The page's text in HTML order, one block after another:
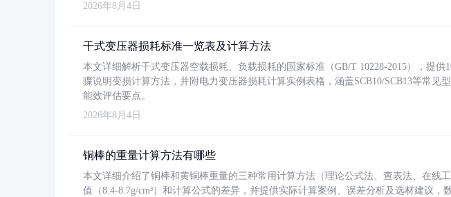
2026年8月4日
干式变压器损耗标准一览表及计算方法
本文详细解析干式变压器空载损耗、负载损耗的国家标准（GB/T 10228-2015），提供
骤说明变损计算方法，并附电力变压器损耗计算实例表格，涵盖SCB10/SCB13等常见
能效评估要点。
2026年8月4日
铜棒的重量计算方法有哪些
本文详细介绍了铜棒和黄铜棒重量的三种常用计算方法（理论公式法、查表法、在线
值（8.4-8.7g/cm³）和计算公式的差异，并提供实际计算案例、误差分析及选材建议，